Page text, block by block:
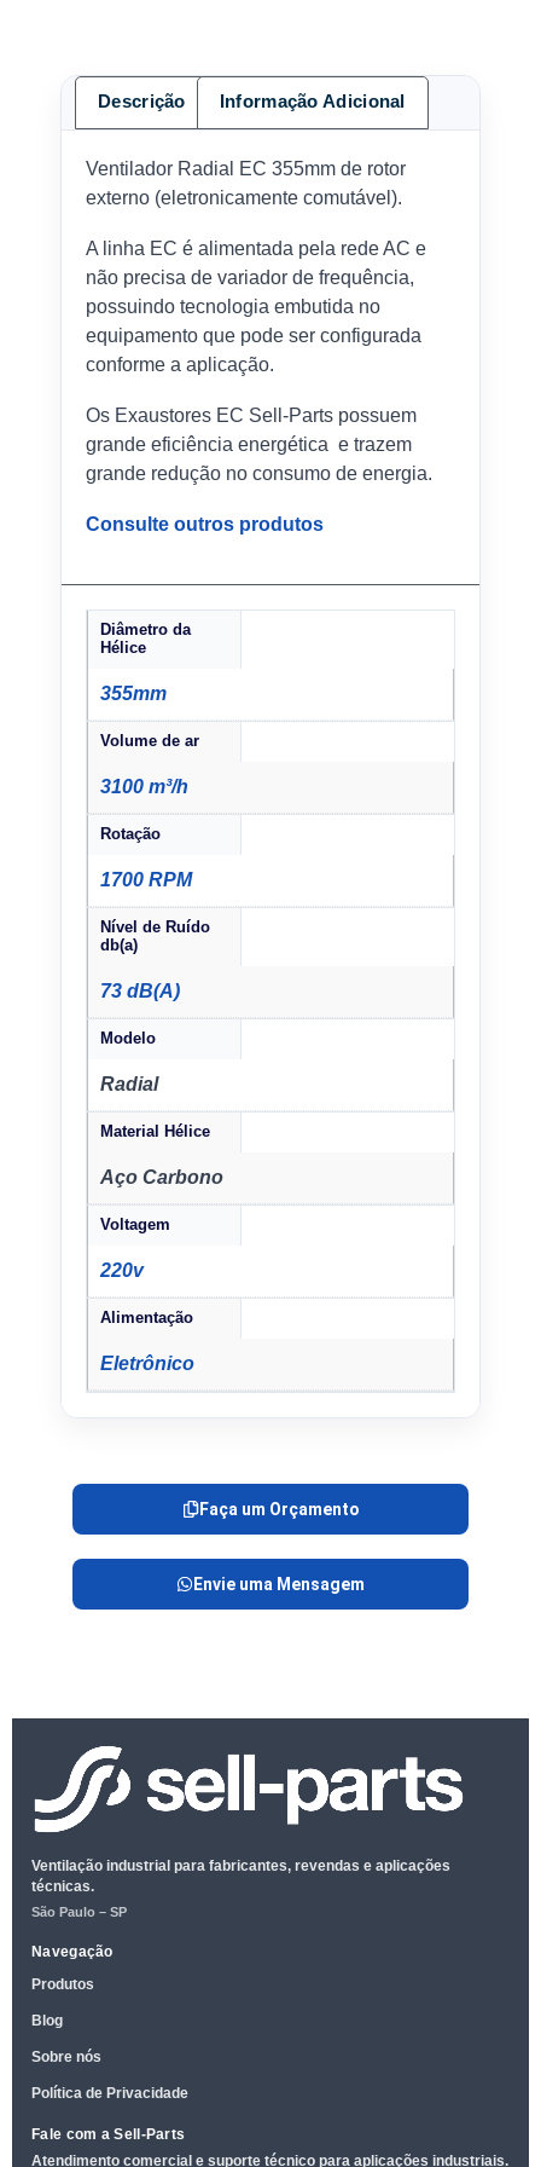
Descrição Informação Adicional
Ventilador Radial EC 355mm de rotor
externo (eletronicamente comutável).
A linha EC é alimentada pela rede AC e
não precisa de variador de frequência,
possuindo tecnologia embutida no
equipamento que pode ser configurada
conforme a aplicação.
Os Exaustores EC Sell-Parts possuem
grande eficiência energética e trazem
grande redução no consumo de energia.
Consulte outros produtos
Diâmetro da
Hélice
355mm
Volume de ar
3100 m³/h
Rotação
1700 RPM
Nível de Ruído
db(a)
73 dB(A)
Modelo
Radial
Material Hélice
Aço Carbono
Voltagem
220v
Alimentação
Eletrônico
Faça um Orçamento
Envie uma Mensagem
Ventilação industrial para fabricantes, revendas e aplicações
técnicas.
São Paulo – SP
Navegação
Produtos
Blog
Sobre nós
Política de Privacidade
Fale com a Sell-Parts
Atendimento comercial e suporte técnico para aplicações industriais.